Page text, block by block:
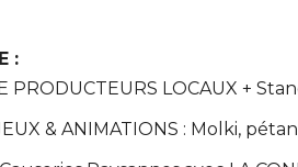
:
PRODUCTEURS LOCAUX +
& ANIMATIONS : Molki,